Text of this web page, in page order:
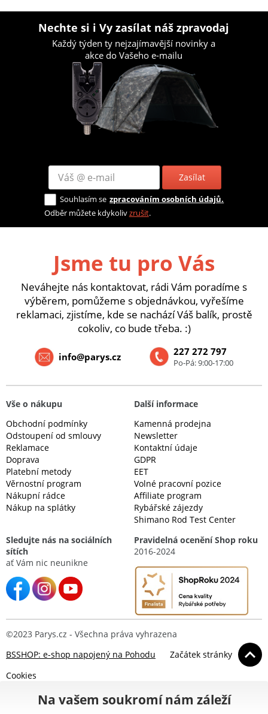
Nechte si i Vy zasílat náš zpravodaj
Každý týden ty nejzajímavější novinky a
akce do Vašeho e-mailu
Zasílat
Souhlasím se zpracováním osobních údajů.
Odběr můžete kdykolivzrušit.
Jsme tu pro Vás
Neváhejte nás kontaktovat, rádi Vám poradíme s
výběrem, pomůžeme s objednávkou, vyřešíme
reklamaci, zjistíme, kde se nachází Váš balík, prostě
cokoliv, co bude třeba. :)
227 272 797
Po-Pá: 9:00-17:00
info@parys.cz
Vše o nákupu
Obchodní podmínky
Odstoupení od smlouvy
Reklamace
Doprava
Platební metody
Věrnostní program
Nákupní rádce
Nákup na splátky
Další informace
Kamenná prodejna
Newsletter
Kontaktní údaje
GDPR
EET
Volné pracovní pozice
Affiliate program
Rybářské zájezdy
Shimano Rod Test Center
Sledujte nás na sociálních
sítích
ať Vám nic neunikne
Pravidelná ocenění Shop roku
2016-2024
©2023 Parys.cz - Všechna práva vyhrazena
BSSHOP: e-shop napojený na Pohodu
Začátek stránky
Cookies
Na vašem soukromí nám záleží